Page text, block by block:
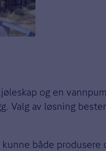
og en
Valg av løsning
både produsere